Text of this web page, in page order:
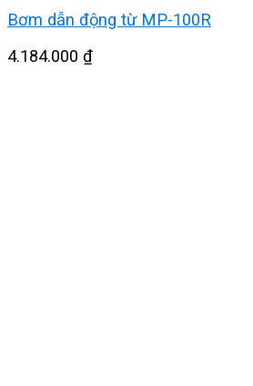
Bơm dẫn động từ MP-100R
4.184.000 ₫